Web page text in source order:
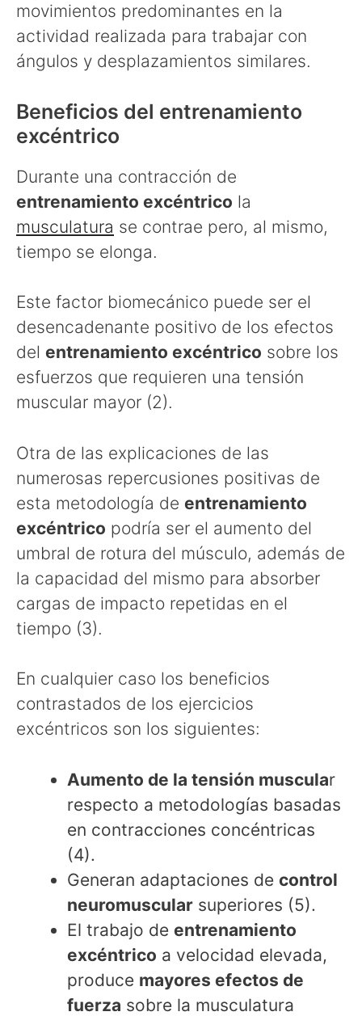
movimientos predominantes en la
actividad realizada para trabajar con
ángulos y desplazamientos similares.
Beneficios del entrenamiento
excéntrico
Durante una contracción de
entrenamiento excéntrico la
musculatura se contrae pero, al mismo,
tiempo se elonga.
Este factor biomecánico puede ser el
desencadenante positivo de los efectos
del entrenamiento excéntrico sobre los
esfuerzos que requieren una tensión
muscular mayor (2).
Otra de las explicaciones de las
numerosas repercusiones positivas de
esta metodología de entrenamiento
excéntrico podría ser el aumento del
umbral de rotura del músculo, además de
la capacidad del mismo para absorber
cargas de impacto repetidas en el
tiempo (3).
En cualquier caso los beneficios
contrastados de los ejercicios
excéntricos son los siguientes:
Aumento de la tensión muscular
respecto a metodologías basadas
en contracciones concéntricas
(4).
Generan adaptaciones de control
neuromuscular superiores (5).
El trabajo de entrenamiento
excéntrico a velocidad elevada,
produce mayores efectos de
fuerza sobre la musculatura